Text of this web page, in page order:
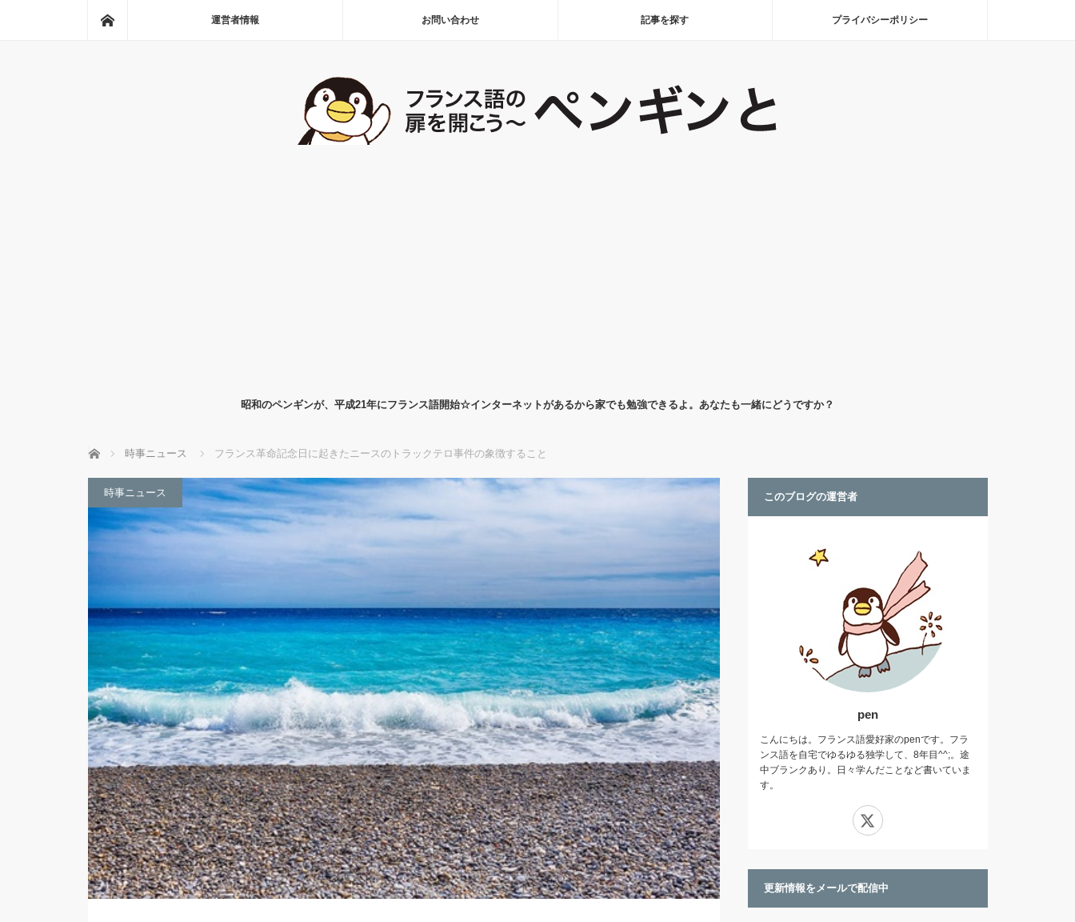
運営者情報 お問い合わせ 記事を探す プライバシーポリシー
昭和のペンギンが、平成21年にフランス語開始☆インターネットがあるから家でも勉強できるよ。あなたも一緒にどうですか？
ホーム 時事ニュース フランス革命記念日に起きたニースのトラックテロ事件の象徴すること
時事ニュース このブログの運営者
pen
こんにちは。フランス語愛好家のpenです。フラ
ンス語を自宅でゆるゆる独学して、8年目^^;。途
中ブランクあり。日々学んだことなど書いていま
す。
更新情報をメールで配信中